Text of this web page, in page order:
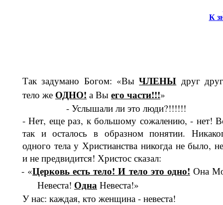
К
Так задумано Богом: «ВыЧЛЕНЫ друг
тело же ОДНО! а Вы его час­ти!!!»
- Услышали ли это люди?!!!!!!
- Нет, еще раз, к большому сожалению, - нет!
так и осталось в образном по­нятии.
одного тела у Хрис­тианства никогда не было,
и не предвидится! Христос сказал:
- «Церковь есть тело!И тело это одно! Она
Невеста! Одна Не­веста!»
У нас: каждая, кто женщина - невеста!